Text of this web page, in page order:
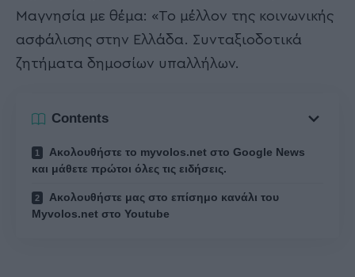
Μαγνησία με θέμα: «Το μέλλον της κοινωνικής
ασφάλισης στην Ελλάδα. Συνταξιοδοτικά
ζητήματα δημοσίων υπαλλήλων.
Contents
Ακολουθήστε το myvolos.net στο Google News
και μάθετε πρώτοι όλες τις ειδήσεις.
Ακολουθήστε μας στο επίσημο κανάλι του
Myvolos.net στο Youtube